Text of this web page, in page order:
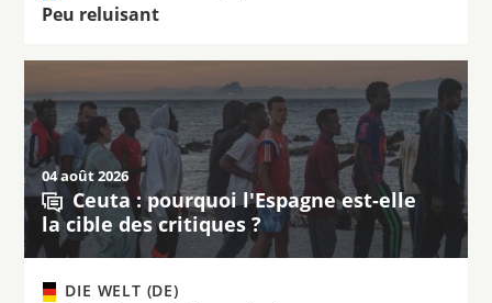
Peu reluisant
04 août 2026
Ceuta : pourquoi l'Espagne est-elle
la cible des critiques ?
DIE WELT (DE)